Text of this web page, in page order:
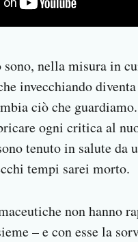
sono, nella misura in
invecchiando
ciò che
ogni critica al
tenuto in salute
tempi sarei morto.
non hanno
– e con esse la